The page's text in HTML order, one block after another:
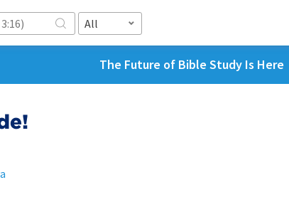
All
The Future of Bible Study Is Here